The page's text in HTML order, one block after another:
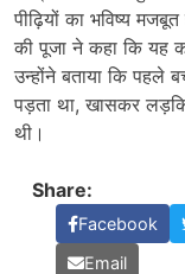
पीढ़ियों का भविष्य
की पूजा ने कहा कि यह
उन्होंने बताया कि पहले
पड़ता था, खासकर
थी।
Share:
Facebook
Email